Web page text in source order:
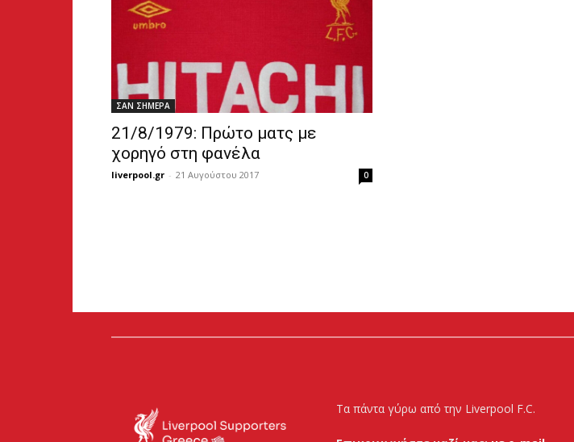
ΣΑΝ ΣΗΜΕΡΑ
21/8/1979: Πρώτο ματς με
χορηγό στη φανέλα
liverpool.gr - 21 Αυγούστου 2017 0
Τα πάντα γύρω από την Liverpool F.C.